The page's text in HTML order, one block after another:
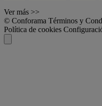
Ver más >>
© Conforama Términos y
Política de cookies